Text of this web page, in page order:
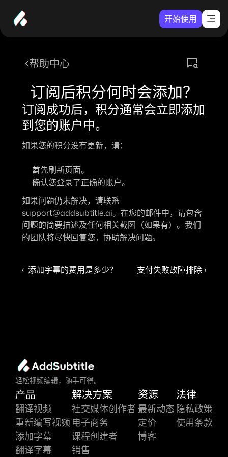
帮助中心
订阅后积分何时会添加？
订阅成功后，积分通常会立即添加
到您的账户中。
如果您的积分没有更新，请：
首先刷新页面。
确认您登录了正确的账户。
如果问题仍未解决，请联系
support@addsubtitle.ai。在您的邮件中，请包含
问题的简要描述及任何相关截图（如果有）。我们
的团队将尽快回复您，协助解决问题。
‹  添加字幕的费用是多少？ 支付失败故障排除 ›
开始使用
轻松视频编辑，随手可得。
产品
翻译视频
重新编写视频
添加字幕
翻译字幕
解决方案
社交媒体创作者
电子商务
课程创建者
销售
资源
最新动态
定价
博客
法律
隐私政策
使用条款